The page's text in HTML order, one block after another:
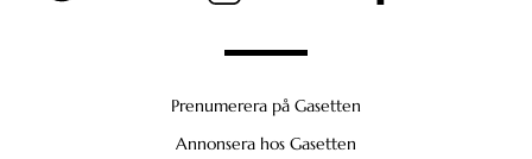
Prenumerera på Gasetten
Annonsera hos Gasetten